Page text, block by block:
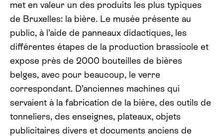
met en valeur un des produits les plus typiques
de Bruxelles: la bière. Le musée présente au
public, à l’aide de panneaux didactiques, les
différentes étapes de la production brassicole et
expose près de 2000 bouteilles de bières
belges, avec pour beaucoup, le verre
correspondant. D’anciennes machines qui
servaient à la fabrication de la bière, des outils de
tonneliers, des enseignes, plateaux, objets
publicitaires divers et documents anciens de